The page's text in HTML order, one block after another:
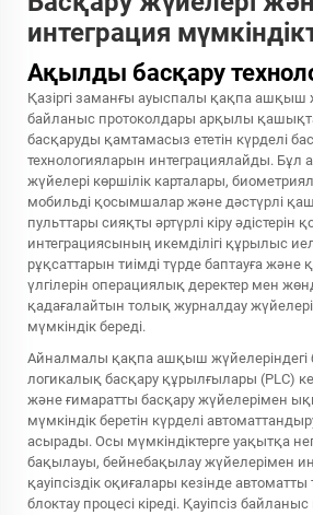
интеграция
Ақылды басқару
Қазіргі заманғы ауыспалы қақпа ашқыш
байланыс протоколдары арқылы
басқаруды қамтамасыз ететін күрделі
технологияларын интеграциялайды. Бұл
жүйелері көршілік карталары,
мобильді қосымшалар және дәстүрлі
пульттары сияқты әртүрлі кіру әдістерін
интеграциясының икемділігі құрылыс
рұқсаттарын тиімді түрде баптауға
үлгілерін операциялық деректер мен
қадағалайтын толық журналдау
мүмкіндік береді.
Айналмалы қақпа ашқыш жүйелеріндегі
логикалық басқару құрылғылары (PLC)
және ғимаратты басқару жүйелерімен
мүмкіндік беретін күрделі автоматтандыру
асырады. Осы мүмкіндіктерге уақытқа
бақылауы, бейнебақылау жүйелерімен
қауіпсіздік оқиғалары кезінде
блоктау процесі кіреді. Қауіпсіз